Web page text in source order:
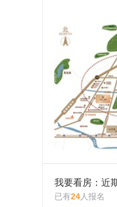
我要看房：近
已有24人报名